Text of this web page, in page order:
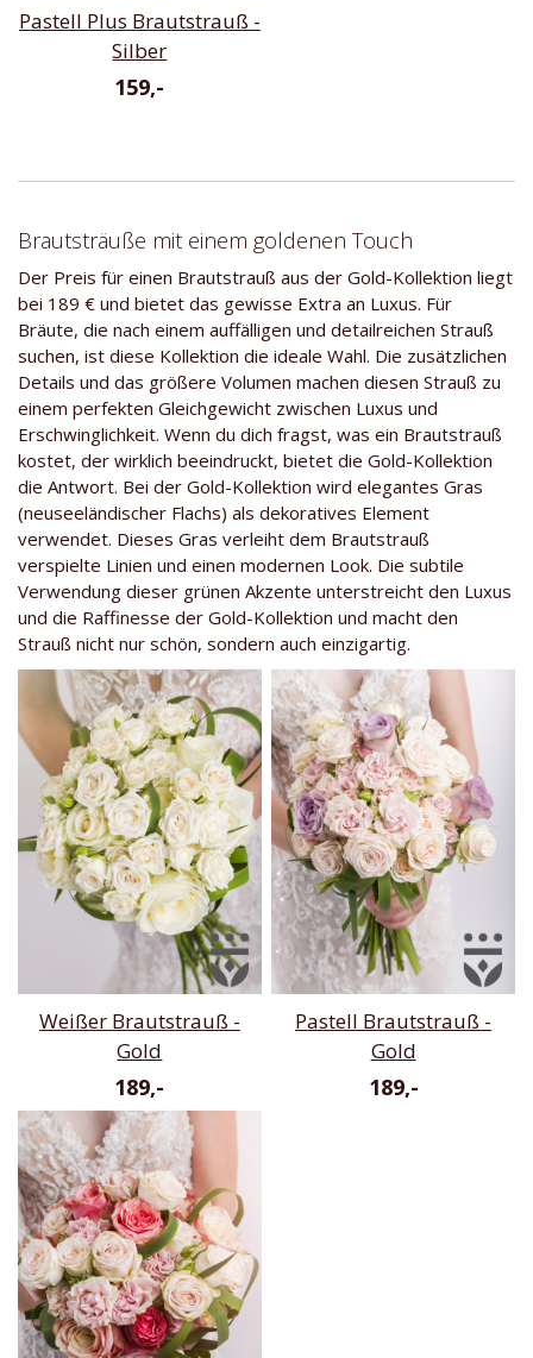
Pastell Plus Brautstrauß -
Silber
159,-
Brautsträuße mit einem goldenen Touch
Der Preis für einen Brautstrauß aus der Gold-Kollektion liegt
bei 189 € und bietet das gewisse Extra an Luxus. Für
Bräute, die nach einem auffälligen und detailreichen Strauß
suchen, ist diese Kollektion die ideale Wahl. Die zusätzlichen
Details und das größere Volumen machen diesen Strauß zu
einem perfekten Gleichgewicht zwischen Luxus und
Erschwinglichkeit. Wenn du dich fragst, was ein Brautstrauß
kostet, der wirklich beeindruckt, bietet die Gold-Kollektion
die Antwort. Bei der Gold-Kollektion wird elegantes Gras
(neuseeländischer Flachs) als dekoratives Element
verwendet. Dieses Gras verleiht dem Brautstrauß
verspielte Linien und einen modernen Look. Die subtile
Verwendung dieser grünen Akzente unterstreicht den Luxus
und die Raffinesse der Gold-Kollektion und macht den
Strauß nicht nur schön, sondern auch einzigartig.
Weißer Brautstrauß -
Gold
189,-
Pastell Brautstrauß -
Gold
189,-